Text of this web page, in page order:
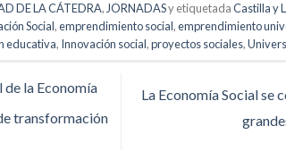
DE LA CÁTEDRA, JORNADASy etiquetadaCastilla y
Social,emprendimiento social,emprendimiento
educativa, Innovación social,proyectos sociales,
la Economía
transformación
La Economía Social se